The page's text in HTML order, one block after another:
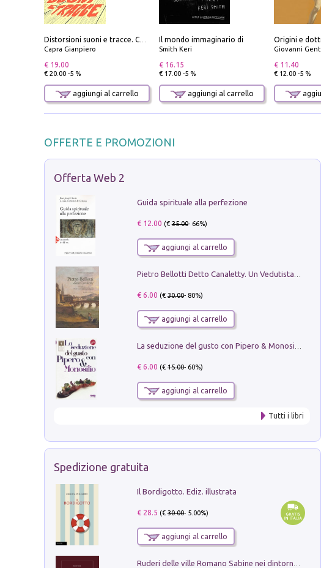
Capra Gianpiero
€ 19.00
€ 20.00 -5 %
aggiungi al carrello
Il mondo immaginario di
Smith Keri
€ 16.15
€ 17.00 -5 %
aggiungi al carrello
Origini e
Giovanni
€ 11.40
€ 12.00 -5 %
OFFERTE E PROMOZIONI
Offerta Web 2
Guida spirituale alla perfezione
€ 12.00 (€35.00- 66%)
aggiungi al carrello
€ 6.00 (€30.00- 80%)
aggiungi al carrello
€ 6.00 (€15.00- 60%)
aggiungi al carrello
Tutti i libri
Spedizione gratuita
Il Bordigotto. Ediz. illustrata
€ 28.5 (€30.00- 5.00%)
aggiungi al carrello